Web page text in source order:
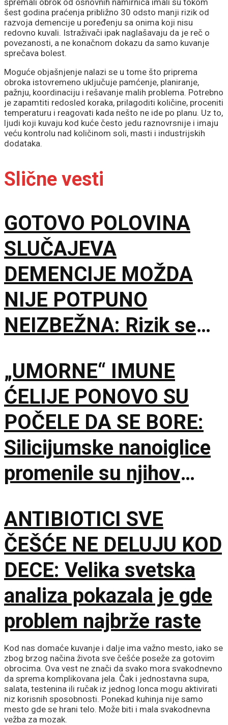
šest godina praćenja približno 30 odsto manji rizik od
razvoja demencije u poređenju sa onima koji nisu
redovno kuvali. Istraživači ipak naglašavaju da je reč o
povezanosti, a ne konačnom dokazu da samo kuvanje
sprečava bolest.
Moguće objašnjenje nalazi se u tome što priprema
obroka istovremeno uključuje pamćenje, planiranje,
pažnju, koordinaciju i rešavanje malih problema. Potrebno
je zapamtiti redosled koraka, prilagoditi količine, proceniti
temperaturu i reagovati kada nešto ne ide po planu. Uz to,
ljudi koji kuvaju kod kuće često jedu raznovrsnije i imaju
veću kontrolu nad količinom soli, masti i industrijskih
dodataka.
Slične vesti
GOTOVO POLOVINA
SLUČAJEVA
DEMENCIJE MOŽDA
NIJE POTPUNO
NEIZBEŽNA: Rizik se
starosti
„UMORNE“ IMUNE
ĆELIJE PONOVO SU
POČELE DA SE BORE:
Silicijumske nanoiglice
promenile su njihov
ANTIBIOTICI SVE
ČEŠĆE NE DELUJU KOD
DECE: Velika svetska
analiza pokazala je gde
problem najbrže raste
Kod nas domaće kuvanje i dalje ima važno mesto, iako se
zbog brzog načina života sve češće poseže za gotovim
obrocima. Ova vest ne znači da svako mora svakodnevno
da sprema komplikovana jela. Čak i jednostavna supa,
salata, testenina ili ručak iz jednog lonca mogu aktivirati
niz korisnih sposobnosti. Ponekad kuhinja nije samo
mesto gde se hrani telo. Može biti i mala svakodnevna
vežba za mozak.